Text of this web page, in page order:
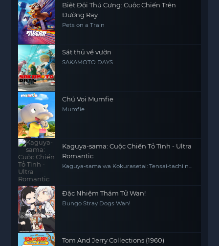
Biệt Đội Thú Cưng: Cuộc Chiến Trên
Đường Ray
Pets on a Train
Sát thủ về vườn
SAKAMOTO DAYS
Chú Voi Mumfie
Mumfie
Kaguya-sama: Cuộc Chiến Tỏ Tình - Ultra
Romantic
Kaguya-sama wa Kokurasetai: Tensai-tachi no
Đặc Nhiệm Thám Tử Wan!
Bungo Stray Dogs Wan!
Tom And Jerry Collections (1960)